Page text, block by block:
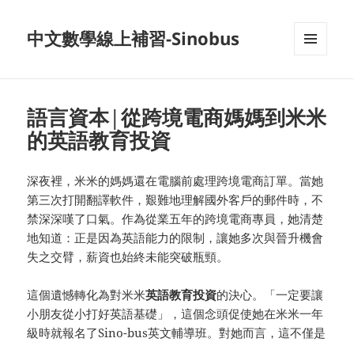
中文數學線上補習-Sinobus
語言資本|從跨境電商媽媽到米米
的英語教育投資
深夜裡，米米的媽媽還在電腦前處理跨境電商訂單。當她
第三次打開翻譯軟件，艱難地理解國外客戶的郵件時，不
禁深深嘆了口氣。作為從業五年的跨境電商專員，她清楚
地知道：正是因為英語能力的限制，讓她多次與晉升機會
失之交臂，薪資也始終未能突破瓶頸。
這個遺憾轉化為對米米英語教育投資的決心。「一定要讓
小朋友從小打好英語基礎」，這個念頭促使她在米米一年
級時就報名了Sino-bus英文輔導班。對她而言，這不僅是